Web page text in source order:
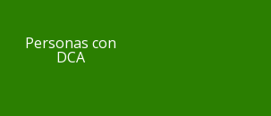
Personas con
DCA